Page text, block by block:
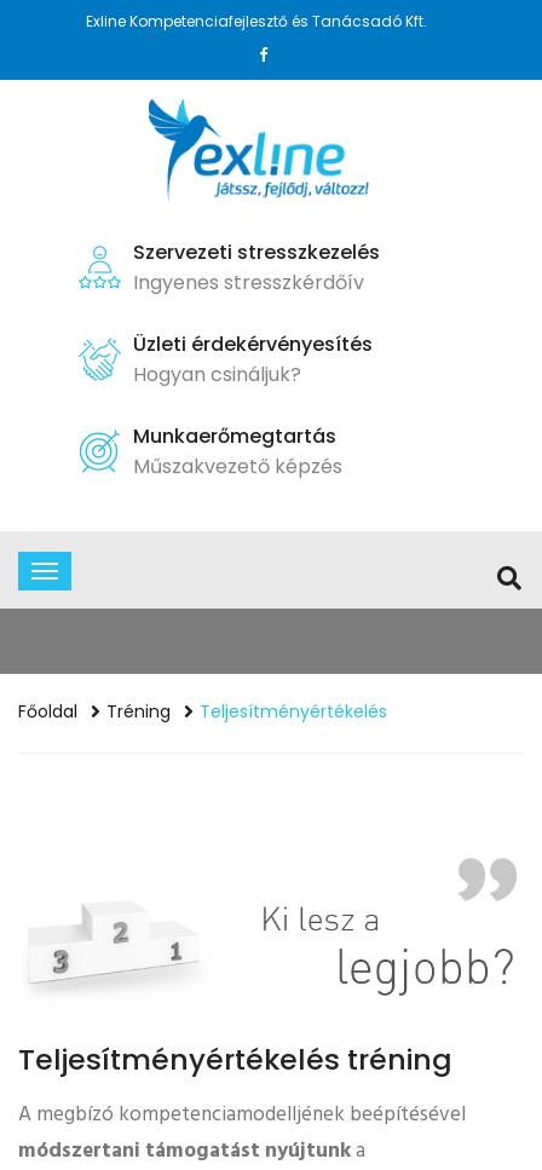
Exline Kompetenciafejlesztő és Tanácsadó Kft.
Szervezeti stresszkezelés
Ingyenes stresszkérdőív
Üzleti érdekérvényesítés
Hogyan csináljuk?
Munkaerőmegtartás
Műszakvezető képzés
Főoldal Tréning Teljesítményértékelés
Teljesítményértékelés tréning
A megbízó kompetenciamodelljének beépítésével
módszertani támogatást nyújtunka